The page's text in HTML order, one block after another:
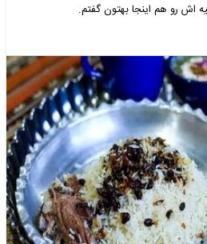
اش رو هم اینجا بهتون گفتم.